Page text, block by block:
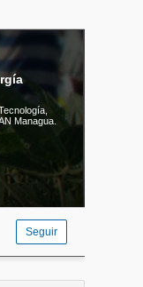
Managua.
Seguir